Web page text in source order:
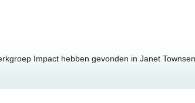
Impact hebben gevonden in Janet